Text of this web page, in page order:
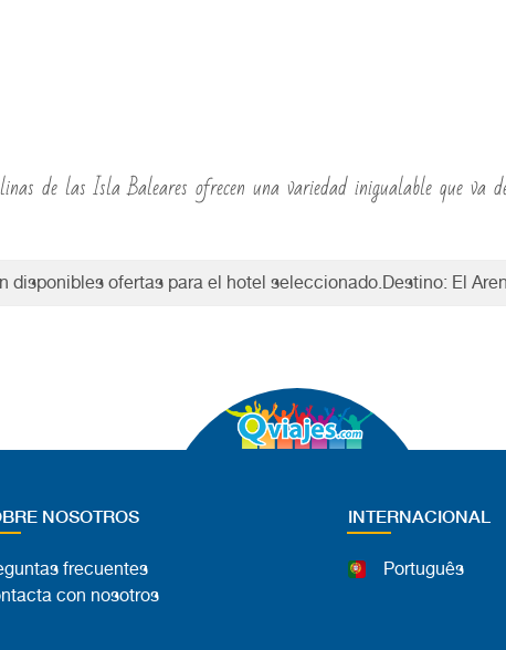
de las Isla Baleares ofrecen una variedad inigualable que va
disponibles ofertas para el hotel seleccionado.Destino: El
NOSOTROS
frecuentes
con nosotros
INTERNACIONAL
Português